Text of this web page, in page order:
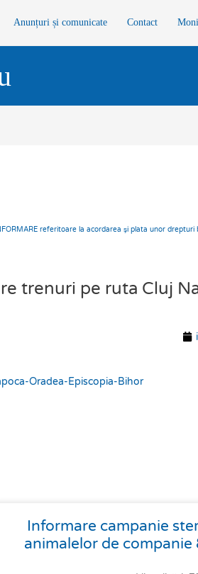
Anunțuri și comunicate Contact
trenuri pe ruta Cluj
Oradea-Episcopia-Bihor
Informare campanie
animalelor de